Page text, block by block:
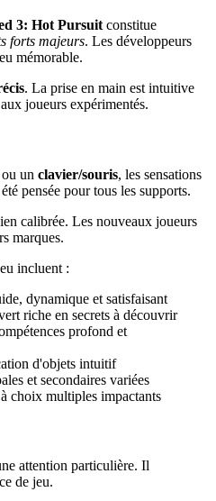
3: Hot Pursuitconstitue
forts majeurs. Les développeurs
mémorable.
. La prise en main est intuitive
joueurs expérimentés.
ou un clavier/souris, les sensations
pensée pour tous les supports.
calibrée. Les nouveaux joueurs
marques.
incluent :
dynamique et satisfaisant
riche en secrets à découvrir
profond et
d'objets intuitif
et secondaires variées
choix multiples impactants
attention particulière. Il
de jeu.